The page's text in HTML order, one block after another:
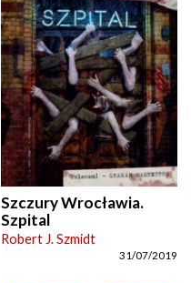
Szczury Wrocławia.
Szpital
Robert J. Szmidt
31/07/2019